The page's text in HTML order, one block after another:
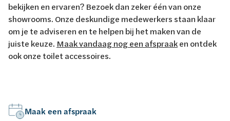
bekijken en ervaren? Bezoek dan zeker één van onze
showrooms. Onze deskundige medewerkers staan klaar
om je te adviseren en te helpen bij het maken van de
juiste keuze. Maak vandaag nog een afspraaken ontdek
ook onze toilet accessoires.
Maak een afspraak